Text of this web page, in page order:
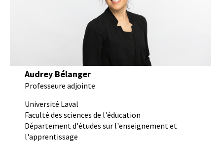
Audrey Bélanger
Professeure adjointe
Université Laval
Faculté des sciences de l'éducation
Département d'études sur l'enseignement et
l'apprentissage